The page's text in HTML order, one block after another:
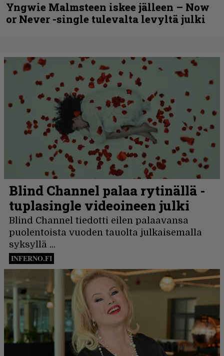
Yngwie Malmsteen iskee jälleen – Now
or Never -single tulevalta levyltä julki